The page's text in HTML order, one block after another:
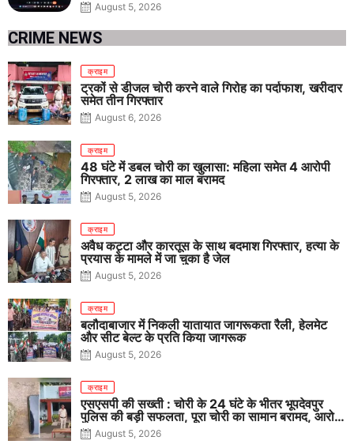
August 5, 2026
CRIME NEWS
क्राइम
ट्रकों से डीजल चोरी करने वाले गिरोह का पर्दाफाश, खरीदार
समेत तीन गिरफ्तार
August 6, 2026
क्राइम
48 घंटे में डबल चोरी का खुलासा: महिला समेत 4 आरोपी
गिरफ्तार, 2 लाख का माल बरामद
August 5, 2026
क्राइम
अवैध कट्टा और कारतूस के साथ बदमाश गिरफ्तार, हत्या के
प्रयास के मामले में जा चुका है जेल
August 5, 2026
क्राइम
बलौदाबाजार में निकली यातायात जागरूकता रैली, हेलमेट
और सीट बेल्ट के प्रति किया जागरूक
August 5, 2026
क्राइम
एसएसपी की सख्ती : चोरी के 24 घंटे के भीतर भूपदेवपुर
पुलिस की बड़ी सफलता, पूरा चोरी का सामान बरामद, आरोपी
गिरफ्तार
August 5, 2026